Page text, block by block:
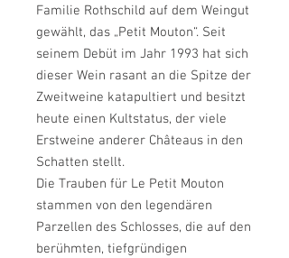
Familie Rothschild auf dem Weingut
gewählt, das „Petit Mouton“. Seit
seinem Debüt im Jahr 1993 hat sich
dieser Wein rasant an die Spitze der
Zweitweine katapultiert und besitzt
heute einen Kultstatus, der viele
Erstweine anderer Châteaus in den
Schatten stellt.
Die Trauben für Le Petit Mouton
stammen von den legendären
Parzellen des Schlosses, die auf den
berühmten, tiefgründigen